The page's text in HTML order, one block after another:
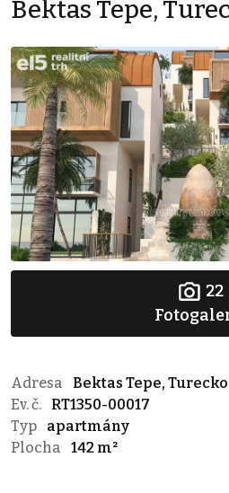
Bektas Tepe,
22
Adresa
Bektas Tepe, Turecko
Ev. č.
RT1350-00017
Typ
apartmány
Plocha
142 m²